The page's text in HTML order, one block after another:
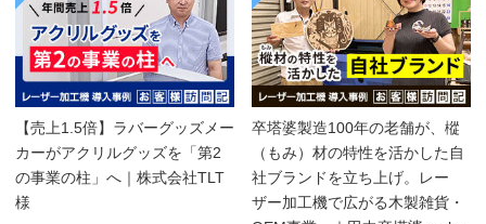
【売上1.5倍】ラバーグッズメー
カーがアクリルグッズを「第2
の事業の柱」へ｜株式会社TLT
様
卒塔婆製造100年の老舗が、樅
（もみ）材の特性を活かした自
社ブランドを立ち上げ。レー
ザー加工機で広がる木製雑貨・